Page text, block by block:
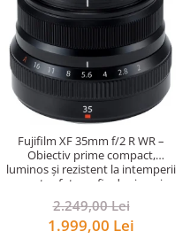
Fujifilm XF 35mm f/2 R WR –
Obiectiv prime compact,
luminos și rezistent la intemperii
pentru fotografie de zi cu zi
2.249,00 Lei
1.999,00 Lei